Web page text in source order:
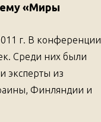
«Миры
г. В конференции
Среди них были
эксперты из
Финляндии и